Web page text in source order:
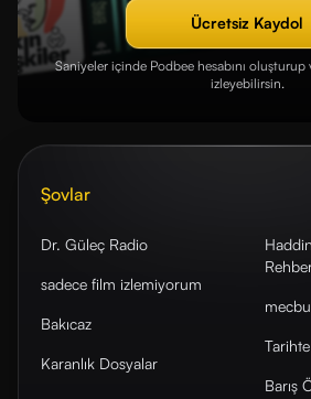
Ücretsiz Kaydol
Saniyeler içinde Podbee hesabını
izleyebilirsin.
Şovlar
Dr. Güleç Radio
sadece film izlemiyorum
Bakıcaz
Karanlık Dosyalar
Barış